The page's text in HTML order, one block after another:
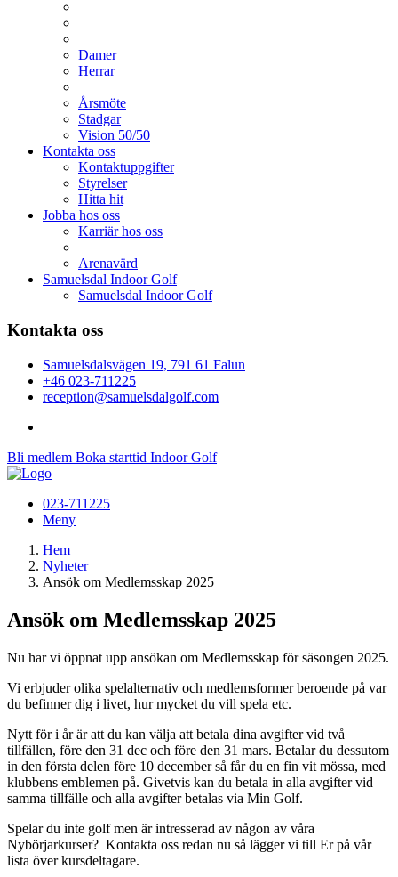
Damer
Herrar
Årsmöte
Stadgar
Vision 50/50
Kontakta oss
Kontaktuppgifter
Styrelser
Hitta hit
Jobba hos oss
Karriär hos oss
Arenavärd
Samuelsdal Indoor Golf
Samuelsdal Indoor Golf
Kontakta oss
Samuelsdalsvägen 19, 791 61 Falun
+46 023-711225
reception@samuelsdalgolf.com
Bli medlem Boka starttid Indoor Golf
023-711225
Meny
Hem
Nyheter
Ansök om Medlemsskap 2025
Ansök om Medlemsskap 2025
Nu har vi öppnat upp ansökan om Medlemsskap för säsongen 2025.
Vi erbjuder olika spelalternativ och medlemsformer beroende på var
du befinner dig i livet, hur mycket du vill spela etc.
Nytt för i år är att du kan välja att betala dina avgifter vid två
tillfällen, före den 31 dec och före den 31 mars. Betalar du dessutom
in den första delen före 10 december så får du en fin vit mössa, med
klubbens emblemen på. Givetvis kan du betala in alla avgifter vid
samma tillfälle och alla avgifter betalas via Min Golf.
Spelar du inte golf men är intresserad av någon av våra
Nybörjarkurser? Kontakta oss redan nu så lägger vi till Er på vår
lista över kursdeltagare.